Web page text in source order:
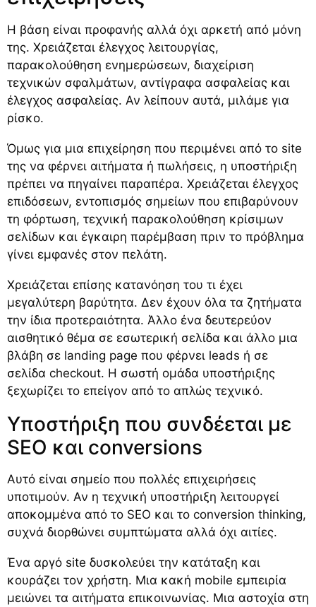
Η βάση είναι προφανής αλλά όχι αρκετή από μόνη
της. Χρειάζεται έλεγχος λειτουργίας,
παρακολούθηση ενημερώσεων, διαχείριση
τεχνικών σφαλμάτων, αντίγραφα ασφαλείας και
έλεγχος ασφαλείας. Αν λείπουν αυτά, μιλάμε για
ρίσκο.
Όμως για μια επιχείρηση που περιμένει από το site
της να φέρνει αιτήματα ή πωλήσεις, η υποστήριξη
πρέπει να πηγαίνει παραπέρα. Χρειάζεται έλεγχος
επιδόσεων, εντοπισμός σημείων που επιβαρύνουν
τη φόρτωση, τεχνική παρακολούθηση κρίσιμων
σελίδων και έγκαιρη παρέμβαση πριν το πρόβλημα
γίνει εμφανές στον πελάτη.
Χρειάζεται επίσης κατανόηση του τι έχει
μεγαλύτερη βαρύτητα. Δεν έχουν όλα τα ζητήματα
την ίδια προτεραιότητα. Άλλο ένα δευτερεύον
αισθητικό θέμα σε εσωτερική σελίδα και άλλο μια
βλάβη σε landing page που φέρνει leads ή σε
σελίδα checkout. Η σωστή ομάδα υποστήριξης
ξεχωρίζει το επείγον από το απλώς τεχνικό.
Υποστήριξη που συνδέεται με
SEO και conversions
Αυτό είναι σημείο που πολλές επιχειρήσεις
υποτιμούν. Αν η τεχνική υποστήριξη λειτουργεί
αποκομμένα από το SEO και το conversion thinking,
συχνά διορθώνει συμπτώματα αλλά όχι αιτίες.
Ένα αργό site δυσκολεύει την κατάταξη και
κουράζει τον χρήστη. Μια κακή mobile εμπειρία
μειώνει τα αιτήματα επικοινωνίας. Μια αστοχία στη